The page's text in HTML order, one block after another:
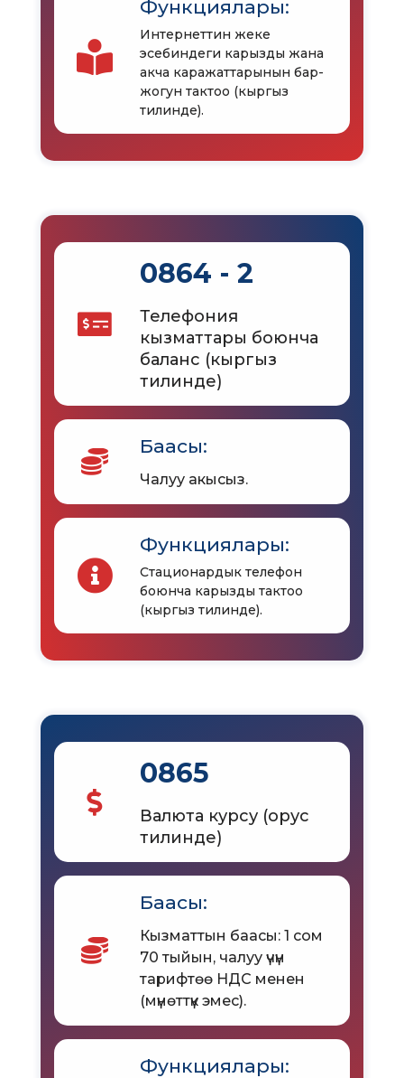
Функциялары:
Интернеттин жеке
эсебиндеги карызды жана
акча каражаттарынын бар-
жогун тактоо (кыргыз
тилинде).
0864 - 2
Телефония
кызматтары боюнча
баланс (кыргыз
тилинде)
Баасы:
Чалуу акысыз.
Функциялары:
Стационардык телефон
боюнча карызды тактоо
(кыргыз тилинде).
0865
Валюта курсу (орус
тилинде)
Баасы:
Кызматтын баасы: 1 сом
70 тыйын, чалуу үчүн
тарифтөө НДС менен
(мүнөттүк эмес).
Функциялары: